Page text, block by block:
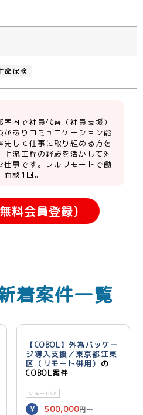
命保険
内で社員代替（社員支援）
がありコミュニケーション能
先して仕事に取り組める方を
上流工程の経験を活かして対
仕事です。フルリモートで働
談1回。
料会員登録)
着案件一覧
【COBOL】外為パッケー
ジ導入支援／東京都江東
区（リモート併用） の
COBOL案件
リモートOK
500,000円〜